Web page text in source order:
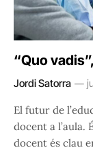
“Quo
Jordi Satorra
El futur de
docent a l’aula.
docent és clau